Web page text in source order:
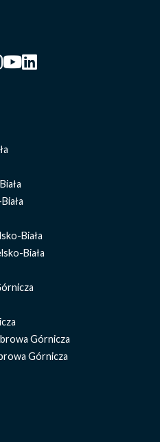
Facebook
Facebook
Biała
Biała
Górnicza
Górnicza